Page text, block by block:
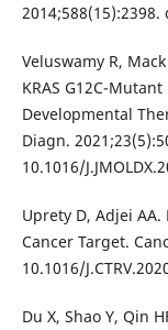
2014;588(15):2398.
Veluswamy R,
KRAS G12C-
Developmental
Diagn.
10.1016/
Uprety D, Adjei
Cancer Target.
10.1016/
Du X, Shao Y, Qin